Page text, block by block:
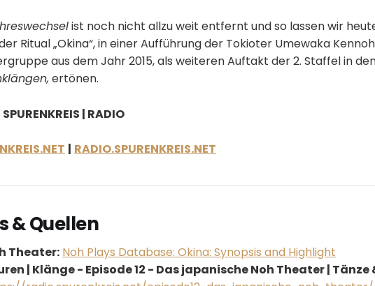
ist noch nicht allzu weit entfernt und so lassen wir
Ritual „Okina“, in einer Aufführung der Tokioter Umewaka
aus dem Jahr 2015, als weiteren Auftakt der 2. Staffel in
ertönen.
| RADIO
| RADIO.SPURENKREIS.NET
& Quellen
Theater: Noh Plays Database: Okina: Synopsis and Highlight
| Klänge - Episode 12 - Das japanische Noh Theater | Tänze